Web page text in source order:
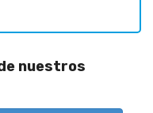
nuestros